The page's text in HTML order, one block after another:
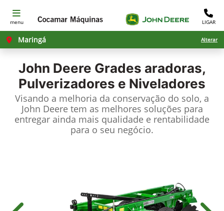
menu LIGAR
Maringá Alterar
John Deere Grades aradoras,
Pulverizadores e Niveladores
Visando a melhoria da conservação do solo, a
John Deere tem as melhores soluções para
entregar ainda mais qualidade e rentabilidade
para o seu negócio.